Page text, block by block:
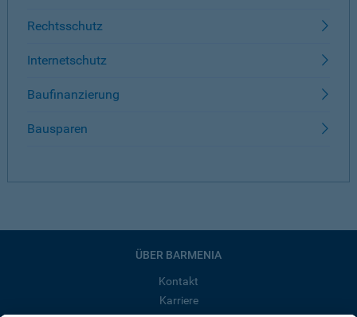
Rechtsschutz
Internetschutz
Baufinanzierung
Bausparen
ÜBER BARMENIA
Kontakt
Karriere